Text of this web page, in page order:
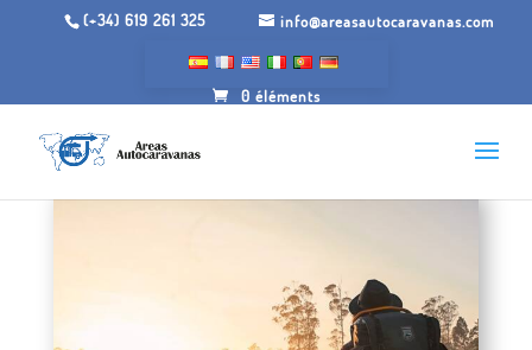
(+34) 619 261 325 info@areasautocaravanas.com
0 éléments